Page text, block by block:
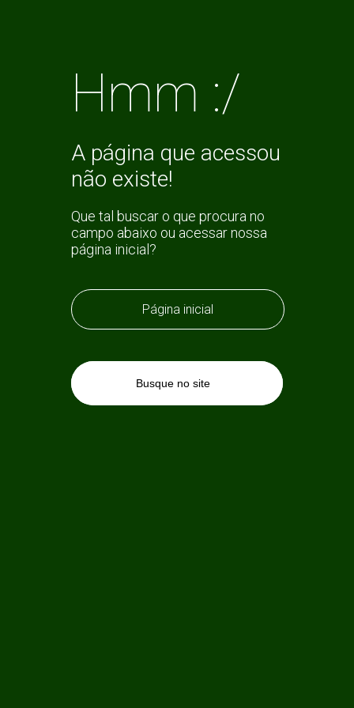
Hmm :/
A página que acessou
não existe!
Que tal buscar o que procura no
campo abaixo ou acessar nossa
página inicial?
Página inicial